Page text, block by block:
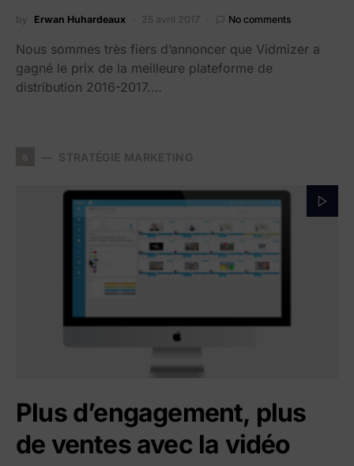
by Erwan Huhardeaux 25 avril 2017 No comments
Nous sommes très fiers d’annoncer que Vidmizer a
gagné le prix de la meilleure plateforme de
distribution 2016-2017.…
STRATÉGIE MARKETING
Plus d’engagement, plus
de ventes avec la vidéo